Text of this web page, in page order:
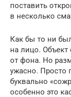
поставить
в несколько
Как бы то ни
на лицо. Объект
от фона. Но
ужасно. Просто
буквально
особенно это